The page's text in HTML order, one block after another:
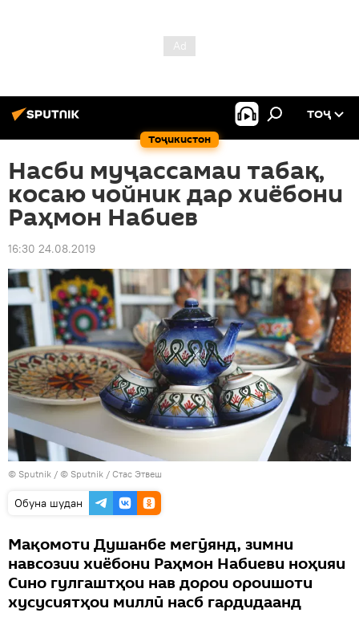
Тоҷикистон
ТОҶ
Насби муҷассамаи табақ,
косаю чойник дар хиёбони
Раҳмон Набиев
16:30 24.08.2019
© Sputnik / © Sputnik / Стас Этвеш
Обуна шудан
Мақомоти Душанбе мегӯянд, зимни
навсозии хиёбони Раҳмон Набиеви ноҳияи
Сино гулгаштҳои нав дорои ороишоти
хусусиятҳои миллӣ насб гардидаанд